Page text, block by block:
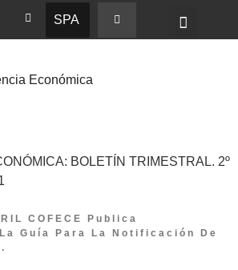
SPA
Económica
BOLETÍN TRIMESTRAL. 2º
COFECE Publica
Guía Para La Notificación De